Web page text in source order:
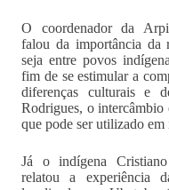
O coordenador da
falou da importância da
seja entre povos
fim de se estimular a
diferenças culturais e
Rodrigues, o intercâmbio
que pode ser utilizado em
Já o indígena
relatou a experiência